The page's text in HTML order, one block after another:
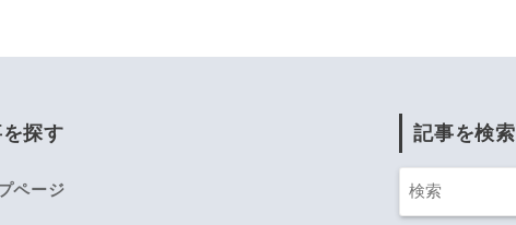
探す
ページ
記事を検索